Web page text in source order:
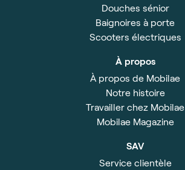
Douches sénior
Baignoires à porte
Scooters électriques
À propos
À propos de Mobilae
Notre histoire
Travailler chez Mobilae
Mobilae Magazine
SAV
Service clientèle